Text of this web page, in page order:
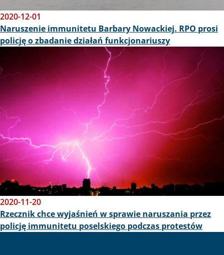
2020-12-01
Naruszenie immunitetu Barbary Nowackiej. RPO prosi
policję o zbadanie działań funkcjonariuszy
2020-11-20
Rzecznik chce wyjaśnień w sprawie naruszania przez
policję immunitetu poselskiego podczas protestów